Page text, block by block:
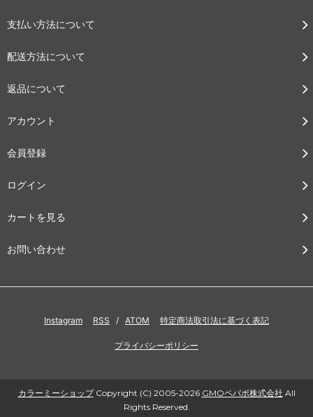
支払い方法について
配送方法について
返品について
アカウント
会員登録
ログイン
カートを見る
お問い合わせ
Instagram RSS / ATOM 特定商法取引法に基づく表記
プライバシーポリシー
カラーミーショップCopyright (C) 2005-2026 GMOペパボ株式会社 All
Rights Reserved.